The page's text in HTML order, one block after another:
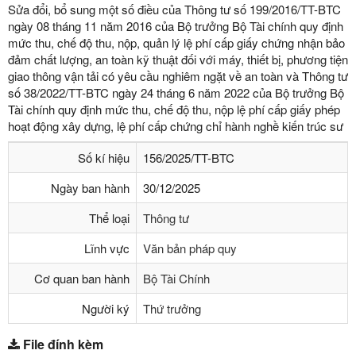
Sửa đổi, bổ sung một số điều của Thông tư số 199/2016/TT-BTC
ngày 08 tháng 11 năm 2016 của Bộ trưởng Bộ Tài chính quy định
mức thu, chế độ thu, nộp, quản lý lệ phí cấp giấy chứng nhận bảo
đảm chất lượng, an toàn kỹ thuật đối với máy, thiết bị, phương tiện
giao thông vận tải có yêu cầu nghiêm ngặt về an toàn và Thông tư
số 38/2022/TT-BTC ngày 24 tháng 6 năm 2022 của Bộ trưởng Bộ
Tài chính quy định mức thu, chế độ thu, nộp lệ phí cấp giấy phép
hoạt động xây dựng, lệ phí cấp chứng chỉ hành nghề kiến trúc sư
Số kí hiệu
156/2025/TT-BTC
Ngày ban hành
30/12/2025
Thể loại
Thông tư
Lĩnh vực
Văn bản pháp quy
Cơ quan ban hành
Bộ Tài Chính
Người ký
Thứ trưởng
File đính kèm